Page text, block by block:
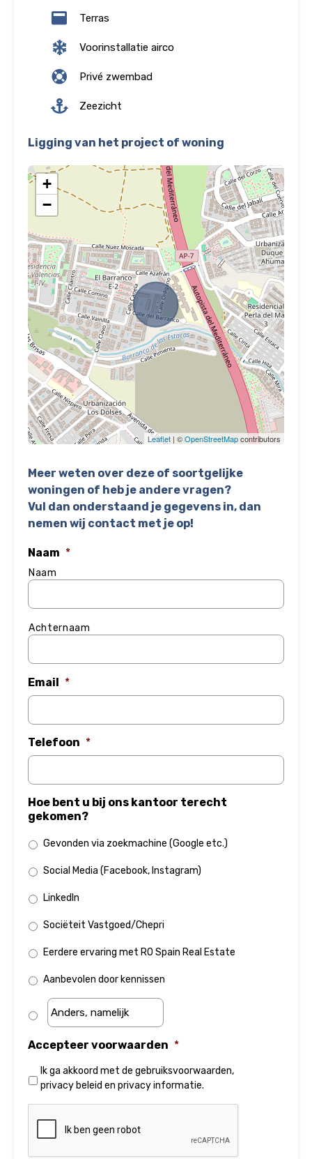
Terras
Voorinstallatie airco
Privé zwembad
Zeezicht
Ligging van het project of woning
+
−
Leaflet | ©OpenStreetMapcontributors
Meer weten over deze of soortgelijke
woningen of heb je andere vragen?
Vul dan onderstaand je gegevens in, dan
nemen wij contact met je op!
Naam *
Naam
Achternaam
Email *
Telefoon *
Hoe bent u bij ons kantoor terecht
gekomen?
Gevonden via zoekmachine (Google etc.)
Social Media (Facebook, Instagram)
LinkedIn
Sociëteit Vastgoed/Chepri
Eerdere ervaring met RO Spain Real Estate
Aanbevolen door kennissen
Accepteer voorwaarden *
Ik ga akkoord met de gebruiksvoorwaarden,
privacy beleid en privacy informatie.